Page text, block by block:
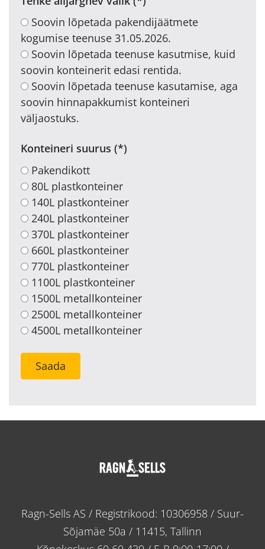
Soovin lõpetada pakendijäätmete
kogumise teenuse 31.05.2026.
Soovin lõpetada teenuse kasutmise, kuid
soovin konteinerit edasi rentida.
Soovin lõpetada teenuse kasutamise, aga
soovin hinnapakkumist konteineri
väljaostuks.
Konteineri suurus
Pakendikott
80L plastkonteiner
140L plastkonteiner
240L plastkonteiner
370L plastkonteiner
660L plastkonteiner
770L plastkonteiner
1100L plastkonteiner
1500L metallkonteiner
2500L metallkonteiner
4500L metallkonteiner
Saada
Ragn-Sells AS / Registrikood: 10306958 / Suur-
Sõjamäe 50a / 11415, Tallinn